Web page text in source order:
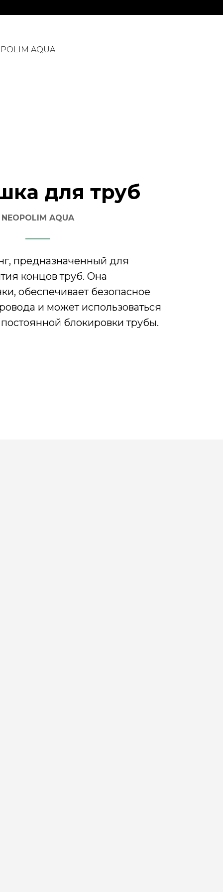
AQUA
для труб
NEOPOLIM AQUA
предназначенный для
концов труб. Она
обеспечивает безопасное
и может использоваться
блокировки трубы.